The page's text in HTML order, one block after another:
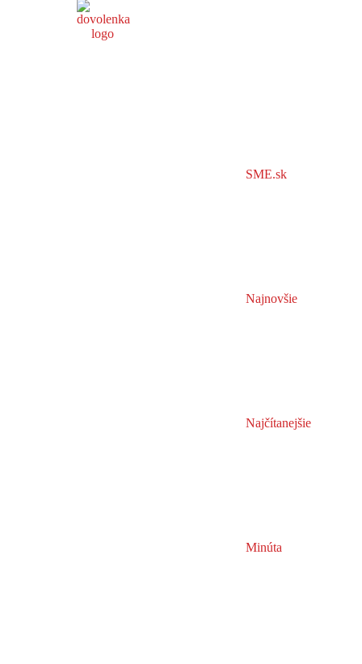
SME.sk
Najnovšie
Najčítanejšie
Minúta